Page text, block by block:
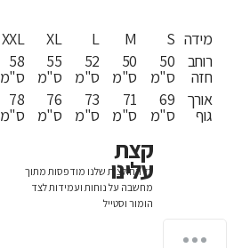
XXL
58
ס"מ
78
ס"מ
XL
55
ס"מ
76
ס"מ
L
52
ס"מ
73
ס"מ
M
50
ס"מ
71
ס"מ
S
50
ס"מ
69
ס"מ
מידה
רוחב
חזה
אורך
גוף
כל החולצות שלנו מודפסות מתוך
מחשבה על נוחות ועמידות לצד
הומור וסטייל
קצת
עלינו